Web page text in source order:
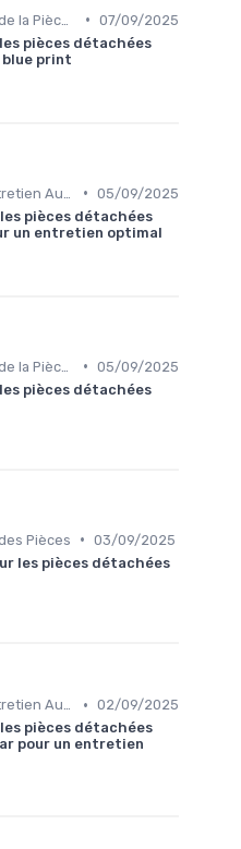
• 07/09/2025
pièces détachées
blue print
• 05/09/2025
pièces détachées
un entretien optimal
• 05/09/2025
pièces détachées
Pièces • 03/09/2025
les pièces détachées
Conseils d'Entretien Auto • 02/09/2025
pièces détachées
pour un entretien